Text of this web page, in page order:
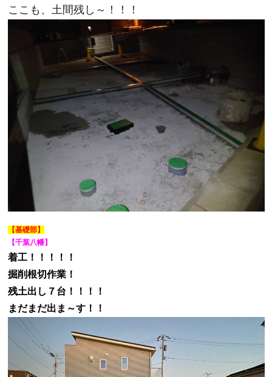
ここも、土間残し～！！！
【基礎部】
【千葉八幡】
着工！！！！！
掘削根切作業！
残土出し７台！！！！
まだまだ出ま～す！！